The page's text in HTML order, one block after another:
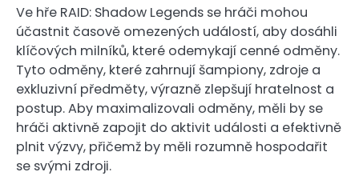
Ve hře RAID: Shadow Legends se hráči mohou
účastnit časově omezených událostí, aby dosáhli
klíčových milníků, které odemykají cenné odměny.
Tyto odměny, které zahrnují šampiony, zdroje a
exkluzivní předměty, výrazně zlepšují hratelnost a
postup. Aby maximalizovali odměny, měli by se
hráči aktivně zapojit do aktivit události a efektivně
plnit výzvy, přičemž by měli rozumně hospodařit
se svými zdroji.